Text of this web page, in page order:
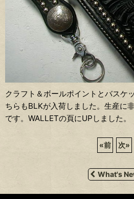
クラフト＆ボールポイントとバスケ
ちらもBLKが入荷しました。生産に
です。WALLETの頁にUPしました。
«前 次»
What's